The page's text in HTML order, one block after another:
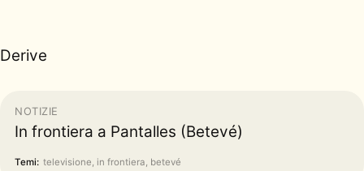
Derive
NOTIZIE
In frontiera a Pantalles (Betevé)
Temi: televisione, in frontiera, betevé